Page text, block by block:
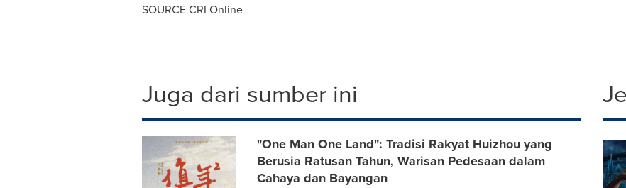
SOURCE CRI Online
Juga dari sumber ini
"One Man One Land": Tradisi Rakyat Huizhou yang
Berusia Ratusan Tahun, Warisan Pedesaan dalam
Cahaya dan Bayangan